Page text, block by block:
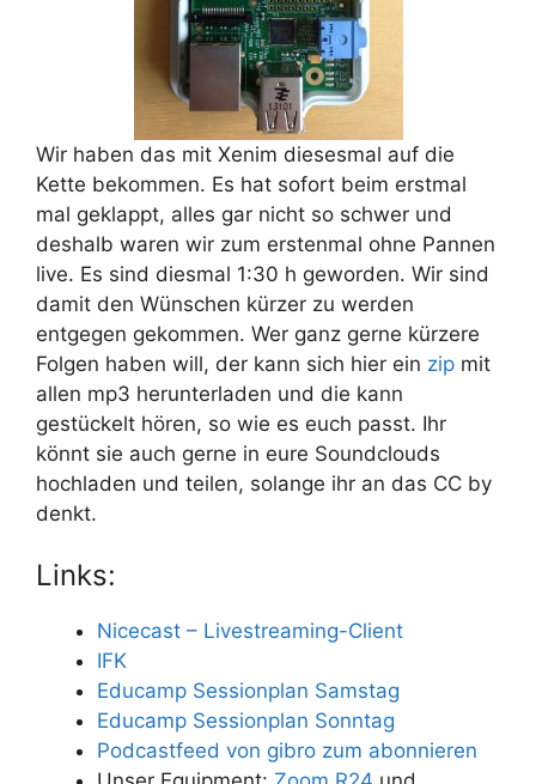
Wir haben das mit Xenim diesesmal auf die
Kette bekommen. Es hat sofort beim erstmal
mal geklappt, alles gar nicht so schwer und
deshalb waren wir zum erstenmal ohne Pannen
live. Es sind diesmal 1:30 h geworden. Wir sind
damit den Wünschen kürzer zu werden
entgegen gekommen. Wer ganz gerne kürzere
Folgen haben will, der kann sich hier ein zip mit
allen mp3 herunterladen und die kann
gestückelt hören, so wie es euch passt. Ihr
könnt sie auch gerne in eure Soundclouds
hochladen und teilen, solange ihr an das CC by
denkt.
Links:
Nicecast – Livestreaming-Client
IFK
Educamp Sessionplan Samstag
Educamp Sessionplan Sonntag
Podcastfeed von gibro zum abonnieren